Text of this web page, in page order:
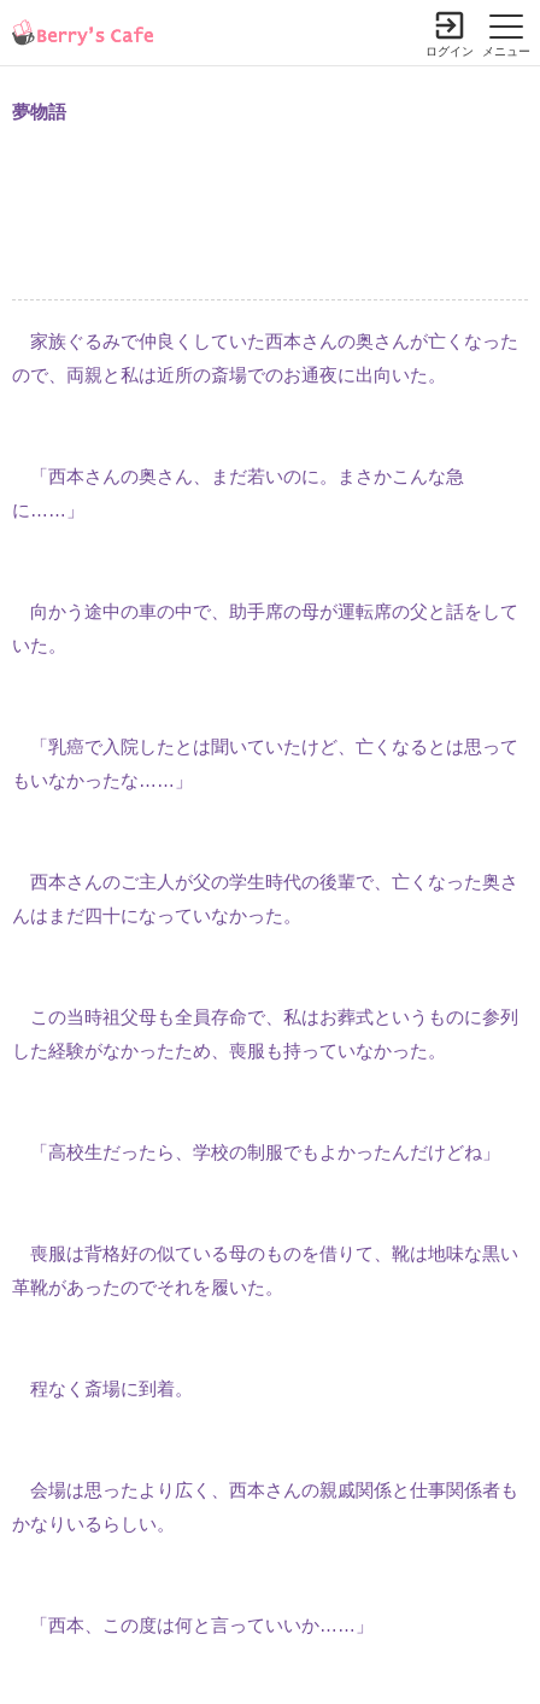
メニュー
ログイン
夢物語
家族ぐるみで仲良くしていた西本さんの奥さんが亡くなった
ので、両親と私は近所の斎場でのお通夜に出向いた。
「西本さんの奥さん、まだ若いのに。まさかこんな急
に……」
向かう途中の車の中で、助手席の母が運転席の父と話をして
いた。
「乳癌で入院したとは聞いていたけど、亡くなるとは思って
もいなかったな……」
西本さんのご主人が父の学生時代の後輩で、亡くなった奥さ
んはまだ四十になっていなかった。
この当時祖父母も全員存命で、私はお葬式というものに参列
した経験がなかったため、喪服も持っていなかった。
「高校生だったら、学校の制服でもよかったんだけどね」
喪服は背格好の似ている母のものを借りて、靴は地味な黒い
革靴があったのでそれを履いた。
程なく斎場に到着。
会場は思ったより広く、西本さんの親戚関係と仕事関係者も
かなりいるらしい。
「西本、この度は何と言っていいか……」